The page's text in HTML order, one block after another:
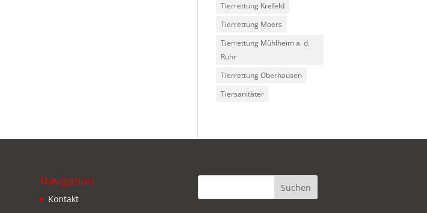
Tierrettung Krefeld
Tierrettung Moers
Tierrettung Mühlheim a. d.
Ruhr
Tierrettung Oberhausen
Tiersanitäter
Navigation
Kontakt